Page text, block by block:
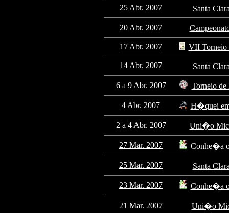
25 Abr. 2007 Santa
20 Abr. 2007
17 Abr. 2007 VII Torneio
14 Abr. 2007 Santa
6 a 9 Abr. 2007 Torneio
4 Abr. 2007 H�quei
2 a 4 Abr. 2007 Uni�o
27 Mar. 2007 Conhe�a
25 Mar. 2007 Santa
23 Mar. 2007 Conhe�a
21 Mar. 2007 Uni�o